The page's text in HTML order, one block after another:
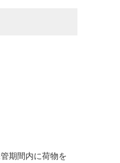
期間内に荷物を